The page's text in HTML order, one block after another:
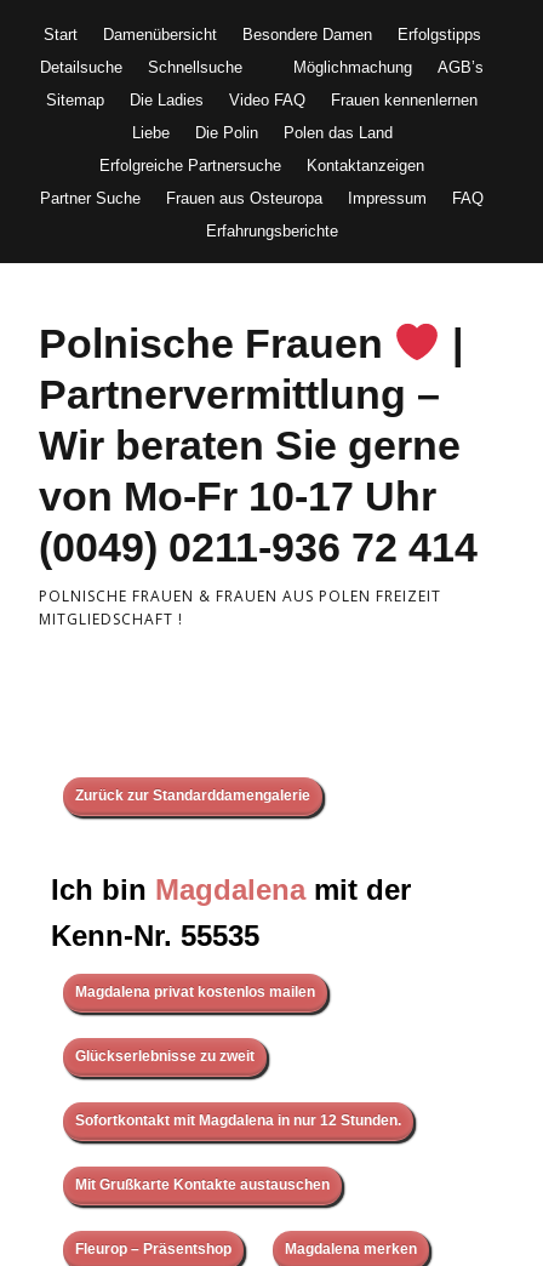
Start Damenübersicht Besondere Damen
Erfolgstipps
Detailsuche
Schnellsuche Möglichmachung
AGB’s
Sitemap
Die Ladies Video FAQ
Frauen kennenlernen
Liebe
Die Polin
Polen das Land
Erfolgreiche Partnersuche
Kontaktanzeigen
Partner Suche
Frauen aus Osteuropa Impressum
FAQ
Erfahrungsberichte
Polnische Frauen
|
Partnervermittlung –
Wir beraten Sie gerne
von Mo-Fr 10-17 Uhr
(0049) 0211-936 72 414
POLNISCHE FRAUEN & FRAUEN AUS POLEN FREIZEIT
MITGLIEDSCHAFT !
Zurück zur Standarddamengalerie
Ich bin Magdalenamit der
Kenn-Nr. 55535
Magdalena privat kostenlos mailen
Glückserlebnisse zu zweit
Sofortkontakt mit Magdalena in nur 12 Stunden.
Mit Grußkarte Kontakte austauschen
Fleurop – Präsentshop Magdalena merken